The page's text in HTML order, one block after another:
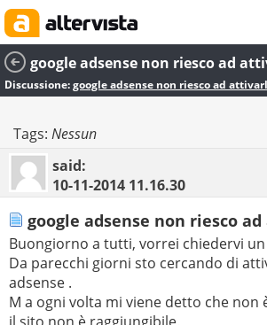
google adsense non riesco ad
Discussione:google adsense non riesco ad
Tags: Nessun
said:
10-11-2014 11.16.30
google adsense non riesco
Buongiorno a tutti, vorrei chiedervi
Da parecchi giorni sto cercando di
adsense .
M a ogni volta mi viene detto che non